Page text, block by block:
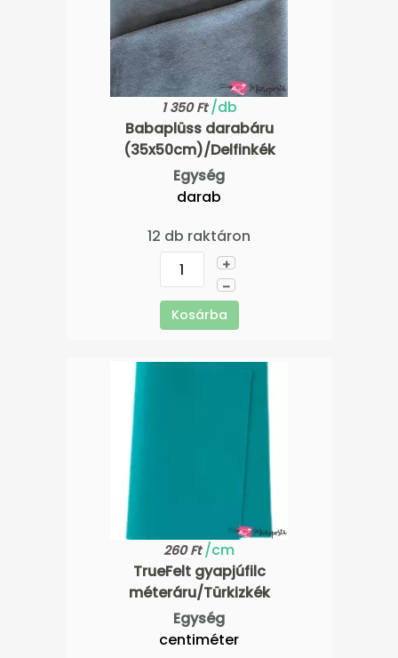
1 350 Ft/db
Babaplüss darabáru
(35x50cm)/Delfinkék
Egység
darab
12 db raktáron
+
–
Kosárba
260 Ft/cm
TrueFelt gyapjúfilc
méteráru/Türkizkék
Egység
centiméter